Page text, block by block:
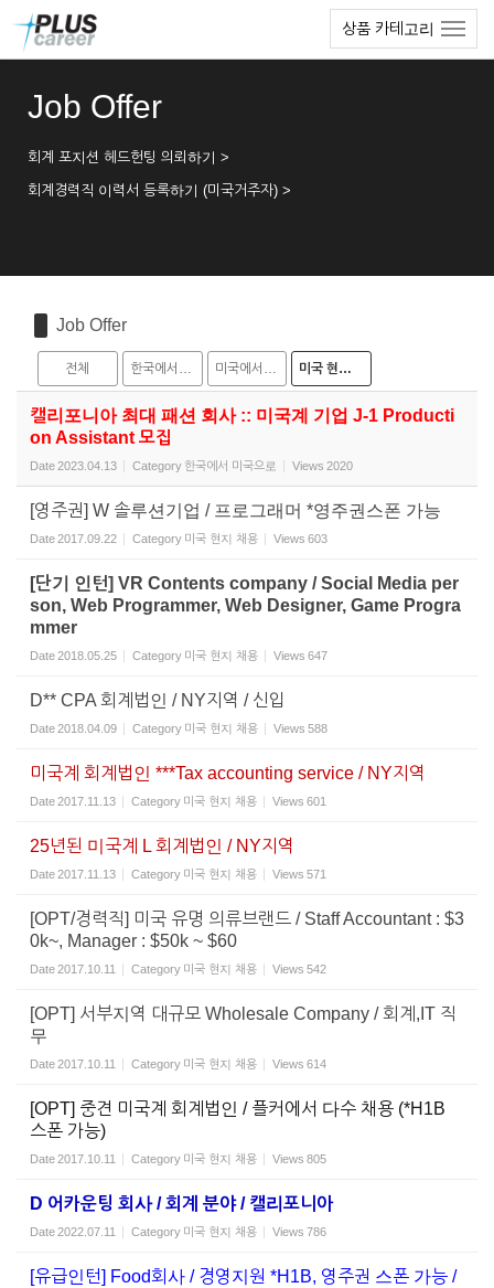
상품 카테고리
Job Offer
회계 포지션 헤드헌팅 의뢰하기 >
회계경력직 이력서 등록하기 (미국거주자) >
Job Offer
전체 한국에서 미국으로 미국에서 한국으로 미국 현지 채용
캘리포니아 최대 패션 회사 :: 미국계 기업 J-1 Producti
on Assistant 모집
Date2023.04.13 Category 한국에서 미국으로 Views 2020
[영주권] W 솔루션기업 / 프로그래머 *영주권스폰 가능
Date2017.09.22 Category 미국 현지 채용 Views 603
[단기 인턴] VR Contents company / Social Media per
son, Web Programmer, Web Designer, Game Progra
mmer
Date2018.05.25 Category 미국 현지 채용 Views 647
D** CPA 회계법인 / NY지역 / 신입
Date2018.04.09 Category 미국 현지 채용 Views 588
미국계 회계법인 ***Tax accounting service / NY지역
Date2017.11.13 Category 미국 현지 채용 Views 601
25년된 미국계 L 회계법인 / NY지역
Date2017.11.13 Category 미국 현지 채용 Views 571
[OPT/경력직] 미국 유명 의류브랜드 / Staff Accountant : $3
0k~, Manager : $50k ~ $60
Date2017.10.11 Category 미국 현지 채용 Views 542
[OPT] 서부지역 대규모 Wholesale Company / 회계,IT 직
무
Date2017.10.11 Category 미국 현지 채용 Views 614
[OPT] 중견 미국계 회계법인 / 플커에서 다수 채용 (*H1B
스폰 가능)
Date2017.10.11 Category 미국 현지 채용 Views 805
D 어카운팅 회사 / 회계 분야 / 캘리포니아
Date2022.07.11 Category 미국 현지 채용 Views 786
[유급인턴] Food회사 / 경영지원 *H1B, 영주권 스폰 가능 /